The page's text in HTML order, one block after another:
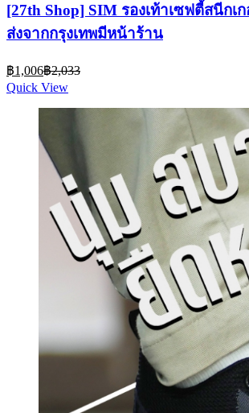
[27th Shop] SIM รองเท้าเซฟตี้สนีกเ
ส่งจากกรุงเทพมีหน้าร้าน
฿1,006Current
price
is:
฿2,033
Quick View